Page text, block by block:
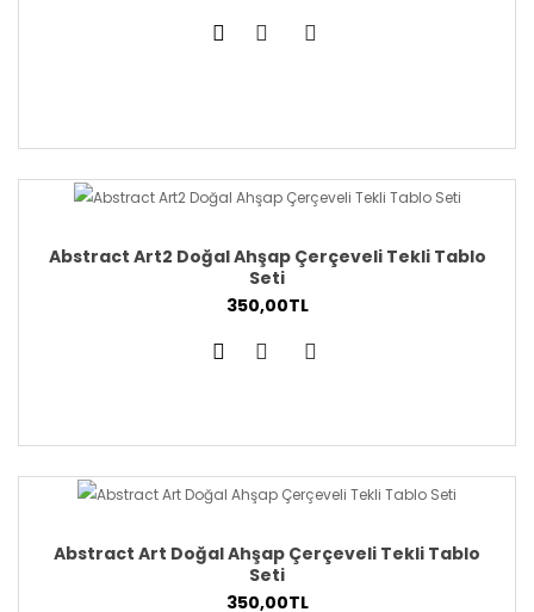
Abstract Art2 Doğal Ahşap Çerçeveli Tekli Tablo
Seti
350,00TL
Abstract Art Doğal Ahşap Çerçeveli Tekli Tablo
Seti
350,00TL